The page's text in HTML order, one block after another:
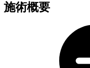
施術概要